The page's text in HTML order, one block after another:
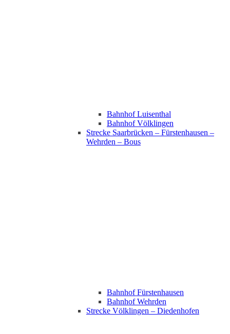
Bahnhof Luisenthal
Bahnhof Völklingen
Strecke Saarbrücken – Fürstenhausen –
Wehrden – Bous
Bahnhof Fürstenhausen
Bahnhof Wehrden
Strecke Völklingen – Diedenhofen